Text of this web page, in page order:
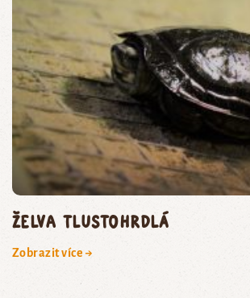
želva tlustohrdlá
Zobrazit více →